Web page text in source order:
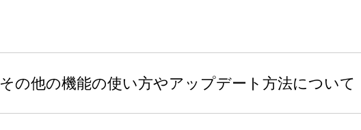
その他の機能の使い方やアップデート方法について